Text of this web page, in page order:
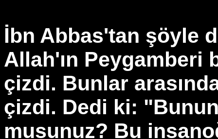
İbn Abbas'tan şöyle
Allah'ın Peygamberi
çizdi. Bunlar
çizdi. Dedi ki:
musunuz? Bu